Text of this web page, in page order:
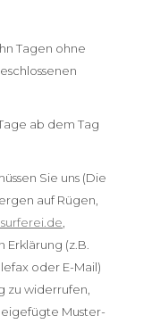
Tagen ohne
ab dem Tag
Sie uns (Die
auf Rügen,
(z.B.
oder E-Mail)
zu widerrufen,
Muster-